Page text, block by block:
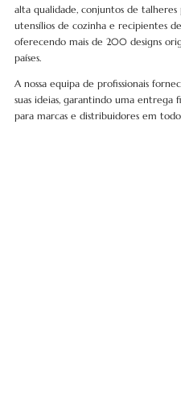
alta qualidade, conjuntos de talheres
utensílios de cozinha e recipientes
oferecendo mais de 200 designs
países.
A nossa equipa de profissionais
suas ideias, garantindo uma entrega
para marcas e distribuidores em